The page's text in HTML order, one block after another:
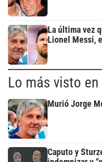
La última vez
Lionel Messi,
Lo más visto en
Murió Jorge
Caputo y